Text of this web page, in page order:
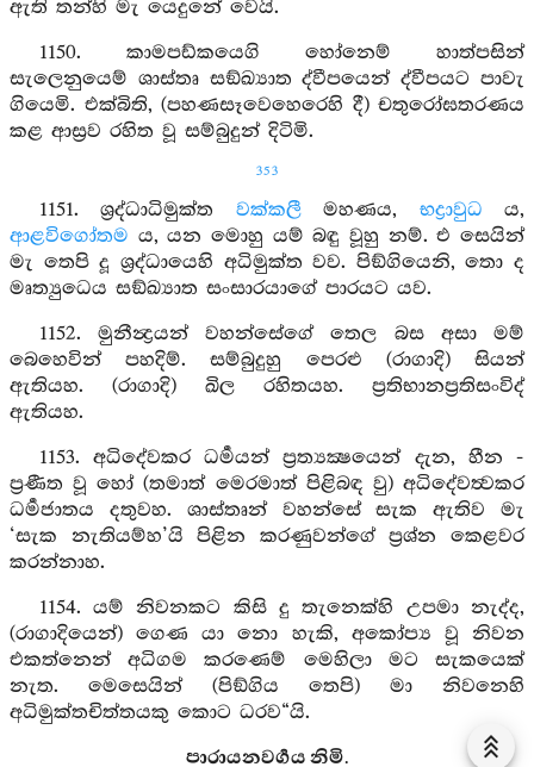
ඇති තන්හි මැ යෙදුනේ වෙයි.
1150. කාමපඩ්කයෙගි හෝනෙම් හාත්පසින්
සැලෙනුයෙම් ශාස්තෘ සඞ්ඛ්‍යාත ද්වීපයෙන් ද්වීපයට පාවැ
ගියෙමි. එක්බිති, (පහණසෑවෙහෙරෙහි දී) චතුරෝඝතරණය
කළ ආස්‍රව රහිත වූ සම්බුදුන් දිටිමි.
353
1151. ශ්‍රද්ධාධිමුක්ත වක්කලීමහණය, භද්‍රාවුධ ය,
ආළවිගෝතම ය, යන මොහු යම් බඳු වූහු නම්. එ සෙයින්
මැ තෙපි දූ ශ්‍රද්ධායෙහි අධිමුක්ත වව. පිඞ්ගියෙනි, තො ද
මෘත්‍යුධෙය සඞ්ඛ්‍යාත සංසාරයාගේ පාරයට යව.
1152. මුනීන්‍ද්‍රයන් වහන්සේගේ තෙල බස අසා මම්
බෙහෙවින් පහදිම්. සම්බුදුහු පෙරළු (රාගාදි) සියන්
ඇතියහ. (රාගාදි) ඛිල රහිතයහ. ප්‍රතිභානප්‍රතිසංවිද්
ඇතියහ.
1153. අධිදේවකර ධර්‍මයන් ප්‍රත්‍යක්‍ෂයෙන් දැන, හීන -
ප්‍රණීත වූ හෝ (තමාත් මෙරමාත් පිළිබඳ වු) අධිදේවත්‍වකර
ධර්‍මජාතය දතුවහ. ශාස්තෘන් වහන්සේ සැක ඇතිව මැ
‘සැක නැතියම්හ’යි පිළින කරණුවන්ගේ ප්‍රශ්න කෙළවර
කරන්නාහ.
1154. යම් නිවනකට කිසි දු තැනෙක්හි උපමා නැද්ද,
(රාගාදියෙන්) ගෙණ යා නො හැකි, අකෝප්‍ය වූ නිවන
එකත්නෙන් අධිගම කරණෙම් මෙහිලා මට සැකයෙක්
නැත. මෙසෙයින් (පිඞ්ගිය තෙපි) මා නිවනෙහි
අධිමුක්තචිත්තයකු කොට ධරව“යි.
පාරායනවර්‍ගය නිමි.